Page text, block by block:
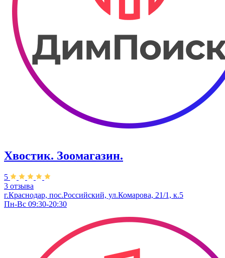
Хвостик. Зоомагазин.
5
3 отзыва
г.Краснодар, пос.Российский, ул.Комарова, 21/1, к.5
Пн-Вс 09:30-20:30